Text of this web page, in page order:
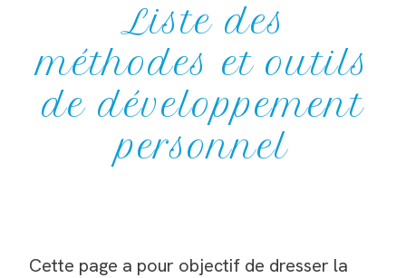
Liste des
méthodes et outils
de développement
personnel
Cette page a pour objectif de dresser la